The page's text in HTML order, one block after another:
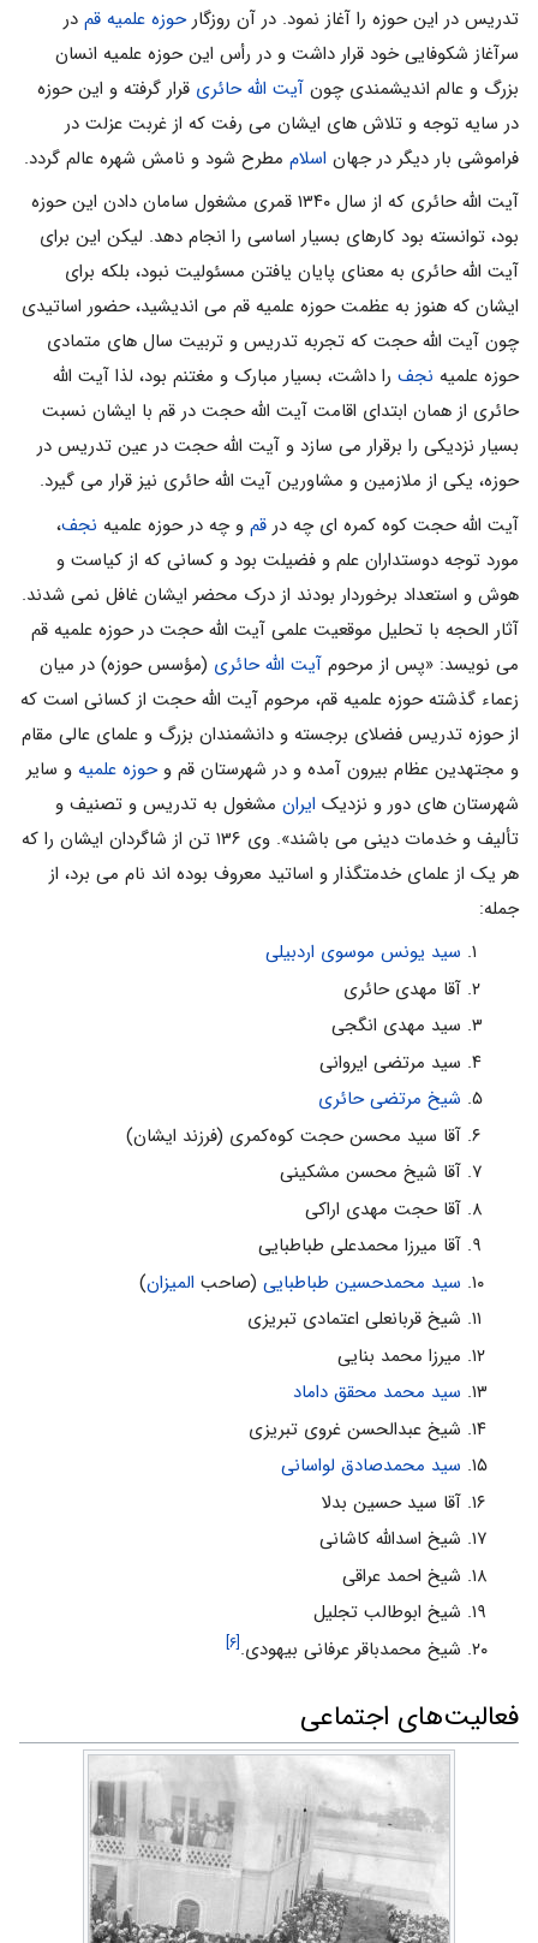
تدریس در این حوزه را آغاز نمود. در آن روزگارحوزه علمیه قم در
سرآغاز شکوفایى خود قرار داشت و در رأس این حوزه علمیه انسان
بزرگ و عالم اندیشمندی چون آیت الله حائری قرار گرفته و این حوزه
در سایه توجه و تلاش هاى ایشان مى رفت که از غربت عزلت در
فراموشى بار دیگر در جهان اسلام مطرح شود و نامش شهره عالم گردد.
آیت الله حائرى که از سال ۱۳۴۰ قمرى مشغول سامان دادن این حوزه
بود، توانسته بود کارهاى بسیار اساسى را انجام دهد. لیکن این براى
آیت الله حائرى به معناى پایان یافتن مسئولیت نبود، بلکه براى
ایشان که هنوز به عظمت حوزه علمیه قم مى اندیشید، حضور اساتیدى
چون آیت الله حجت که تجربه تدریس و تربیت سال هاى متمادى
حوزه علمیه نجف را داشت، بسیار مبارک و مغتنم بود، لذا آیت الله
حائرى از همان ابتداى اقامت آیت الله حجت در قم با ایشان نسبت
بسیار نزدیکى را برقرار مى سازد و آیت الله حجت در عین تدریس در
حوزه، یکى از ملازمین و مشاورین آیت الله حائرى نیز قرار مى گیرد.
آیت الله حجت کوه کمره ای چه در قم و چه در حوزه علمیه نجف،
مورد توجه دوستداران علم و فضیلت بود و کسانى که از کیاست و
هوش و استعداد برخوردار بودند از درک محضر ایشان غافل نمى شدند.
آثار الحجه با تحلیل موقعیت علمى آیت الله حجت در حوزه علمیه قم
مى نویسد: «پس از مرحوم آیت الله حائرى (مؤسس حوزه) در میان
زعماء گذشته حوزه علمیه قم، مرحوم آیت الله حجت از کسانى است که
از حوزه تدریس فضلاى برجسته و دانشمندان بزرگ و علماى عالی مقام
و مجتهدین عظام بیرون آمده و در شهرستان قم وحوزه علمیه و سایر
شهرستان هاى دور و نزدیک ایران مشغول به تدریس و تصنیف و
تألیف و خدمات دینى مى باشند». وى ۱۳۶ تن از شاگردان ایشان را که
هر یک از علماى خدمتگذار و اساتید معروف بوده اند نام مى برد، از
جمله:
سید یونس موسوی اردبیلى
آقا مهدى حائرى
سید مهدى انگجى
سید مرتضى ایروانى
شیخ مرتضى حائرى
آقا سید محسن حجت کوه‌کمری (فرزند ایشان)
آقا شیخ محسن مشکینى
آقا حجت مهدى اراکى
آقا میرزا محمدعلى طباطبایى
سید محمدحسین طباطبایى(صاحب المیزان)
شیخ قربانعلى اعتمادى تبریزى
میرزا محمد بنایى
سید محمد محقق داماد
شیخ عبدالحسن غروى تبریزى
سید محمدصادق لواسانی
آقا سید حسین بدلا
شیخ اسدالله کاشانى
شیخ احمد عراقى
شیخ ابوطالب تجلیل
شیخ محمدباقر عرفانى بیهودى.[۶]
فعالیت‌های اجتماعی